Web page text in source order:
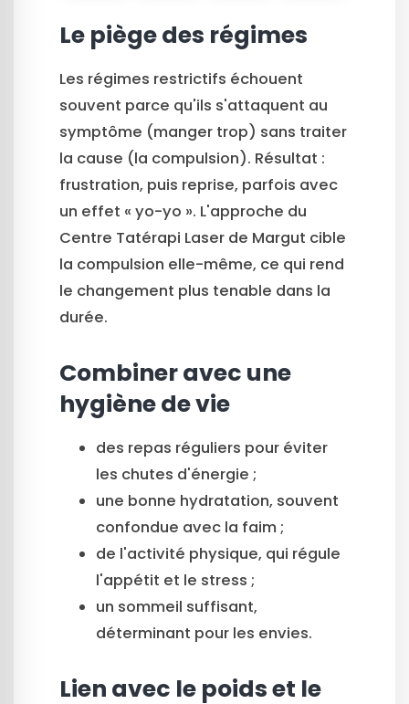
Le piège des régimes
Les régimes restrictifs échouent
souvent parce qu'ils s'attaquent au
symptôme (manger trop) sans traiter
la cause (la compulsion). Résultat :
frustration, puis reprise, parfois avec
un effet « yo-yo ». L'approche du
Centre Tatérapi Laser de Margut cible
la compulsion elle-même, ce qui rend
le changement plus tenable dans la
durée.
Combiner avec une
hygiène de vie
des repas réguliers pour éviter
les chutes d'énergie ;
une bonne hydratation, souvent
confondue avec la faim ;
de l'activité physique, qui régule
l'appétit et le stress ;
un sommeil suffisant,
déterminant pour les envies.
Lien avec le poids et le